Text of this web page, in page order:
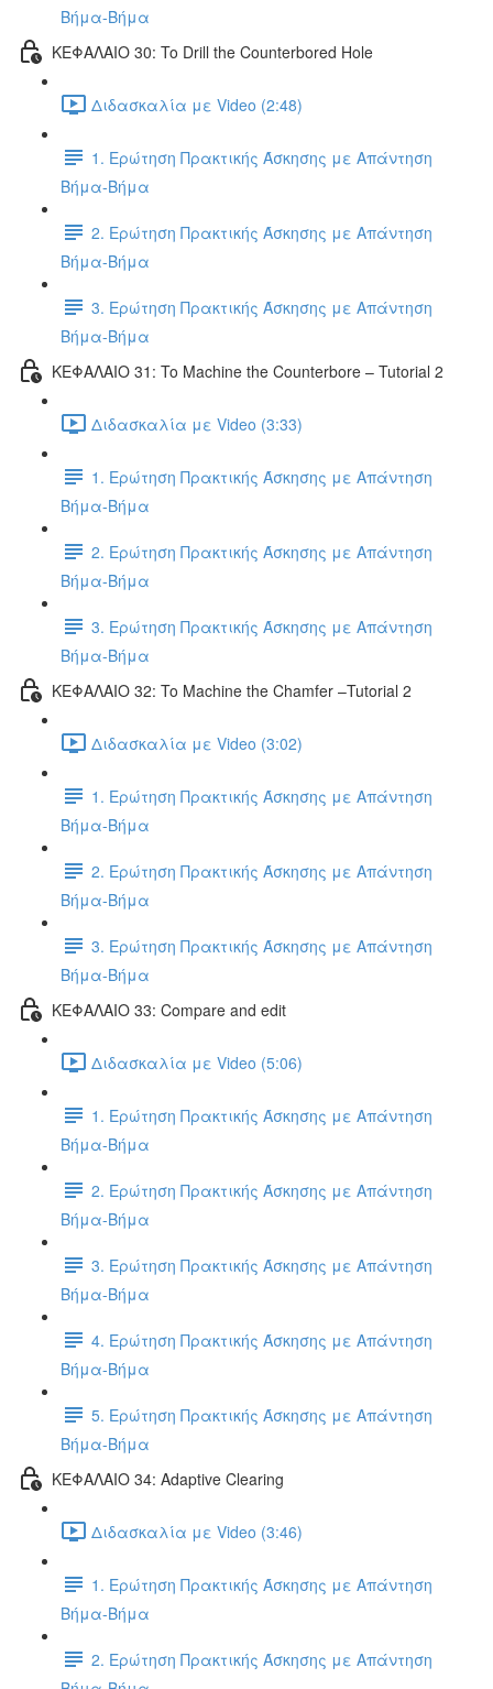
Βήμα-Βήμα
ΚΕΦΑΛΑΙΟ 30: To Drill the Counterbored Hole
Διδασκαλία με Video (2:48)
1. Ερώτηση Πρακτικής Άσκησης με Απάντηση
Βήμα-Βήμα
2. Ερώτηση Πρακτικής Άσκησης με Απάντηση
Βήμα-Βήμα
3. Ερώτηση Πρακτικής Άσκησης με Απάντηση
Βήμα-Βήμα
ΚΕΦΑΛΑΙΟ 31: To Machine the Counterbore – Tutorial 2
Διδασκαλία με Video (3:33)
1. Ερώτηση Πρακτικής Άσκησης με Απάντηση
Βήμα-Βήμα
2. Ερώτηση Πρακτικής Άσκησης με Απάντηση
Βήμα-Βήμα
3. Ερώτηση Πρακτικής Άσκησης με Απάντηση
Βήμα-Βήμα
ΚΕΦΑΛΑΙΟ 32: To Machine the Chamfer –Tutorial 2
Διδασκαλία με Video (3:02)
1. Ερώτηση Πρακτικής Άσκησης με Απάντηση
Βήμα-Βήμα
2. Ερώτηση Πρακτικής Άσκησης με Απάντηση
Βήμα-Βήμα
3. Ερώτηση Πρακτικής Άσκησης με Απάντηση
Βήμα-Βήμα
ΚΕΦΑΛΑΙΟ 33: Compare and edit
Διδασκαλία με Video (5:06)
1. Ερώτηση Πρακτικής Άσκησης με Απάντηση
Βήμα-Βήμα
2. Ερώτηση Πρακτικής Άσκησης με Απάντηση
Βήμα-Βήμα
3. Ερώτηση Πρακτικής Άσκησης με Απάντηση
Βήμα-Βήμα
4. Ερώτηση Πρακτικής Άσκησης με Απάντηση
Βήμα-Βήμα
5. Ερώτηση Πρακτικής Άσκησης με Απάντηση
Βήμα-Βήμα
ΚΕΦΑΛΑΙΟ 34: Adaptive Clearing
Διδασκαλία με Video (3:46)
1. Ερώτηση Πρακτικής Άσκησης με Απάντηση
Βήμα-Βήμα
2. Ερώτηση Πρακτικής Άσκησης με Απάντηση